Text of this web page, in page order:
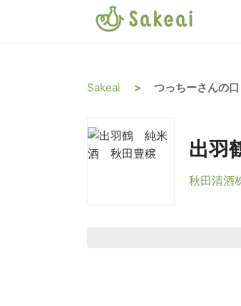
Sakeai > つっちーさんの口
出羽
秋田清酒